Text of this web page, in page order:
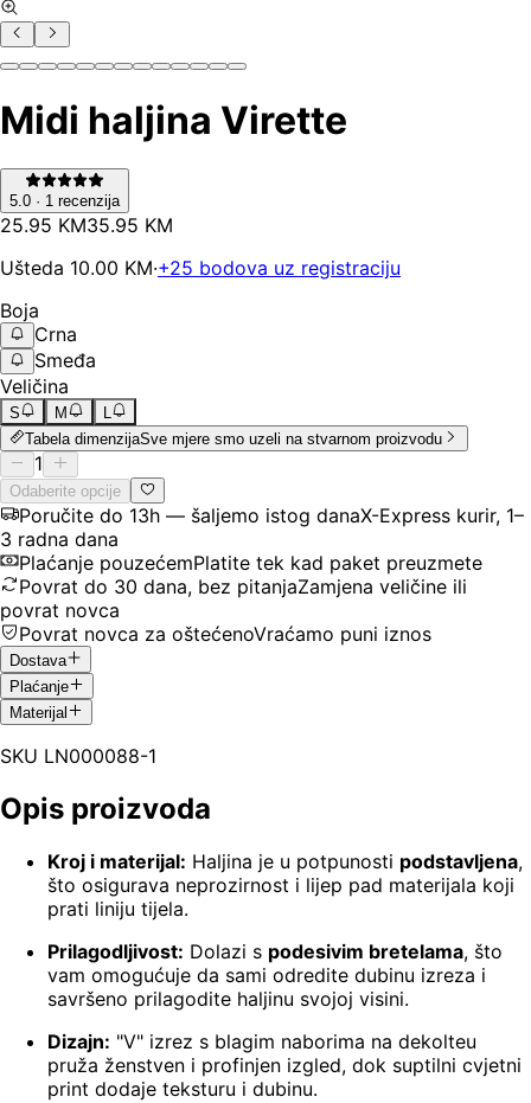
Midi haljina Virette
5.0 · 1 recenzija
25.95 KM35.95 KM
Ušteda 10.00 KM·+25 bodova uz registraciju
Boja
Crna
Smeđa
Veličina
S M
L
Tabela dimenzijaSve mjere smo uzeli na stvarnom proizvodu
1
Odaberite opcije
Poručite do 13h — šaljemo istog danaX-Express kurir, 1–
3 radna dana
Plaćanje pouzećemPlatite tek kad paket preuzmete
Povrat do 30 dana, bez pitanjaZamjena veličine ili
povrat novca
Povrat novca za oštećenoVraćamo puni iznos
Dostava
Plaćanje
Materijal
SKU LN000088-1
Opis proizvoda
Kroj i materijal: Haljina je u potpunosti podstavljena,
što osigurava neprozirnost i lijep pad materijala koji
prati liniju tijela.
Prilagodljivost: Dolazi s podesivim bretelama, što
vam omogućuje da sami odredite dubinu izreza i
savršeno prilagodite haljinu svojoj visini.
Dizajn: "V" izrez s blagim naborima na dekolteu
pruža ženstven i profinjen izgled, dok suptilni cvjetni
print dodaje teksturu i dubinu.